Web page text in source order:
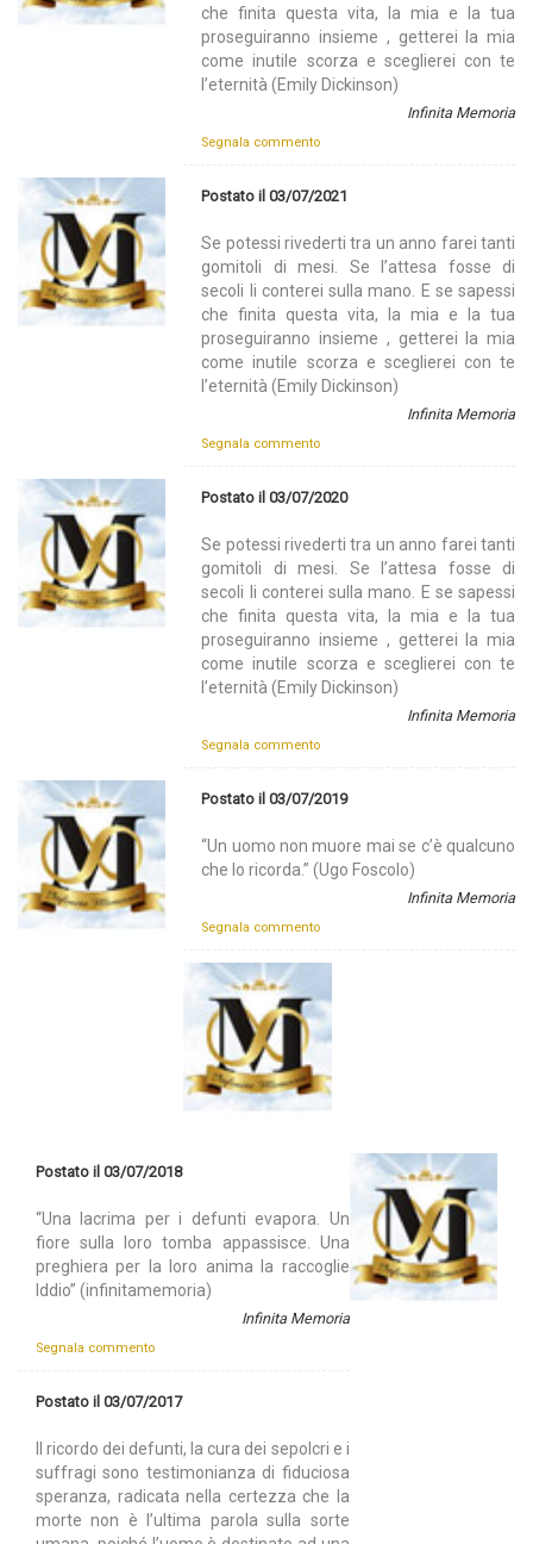
che finita questa vita, la mia e la tua
proseguiranno insieme , getterei la mia
come inutile scorza e sceglierei con te
l’eternità (Emily Dickinson)
Infinita Memoria
Segnala commento
Postato il 03/07/2021
Se potessi rivederti tra un anno farei tanti
gomitoli di mesi. Se l’attesa fosse di
secoli li conterei sulla mano. E se sapessi
che finita questa vita, la mia e la tua
proseguiranno insieme , getterei la mia
come inutile scorza e sceglierei con te
l’eternità (Emily Dickinson)
Infinita Memoria
Segnala commento
Postato il 03/07/2020
Se potessi rivederti tra un anno farei tanti
gomitoli di mesi. Se l’attesa fosse di
secoli li conterei sulla mano. E se sapessi
che finita questa vita, la mia e la tua
proseguiranno insieme , getterei la mia
come inutile scorza e sceglierei con te
l’eternità (Emily Dickinson)
Infinita Memoria
Segnala commento
Postato il 03/07/2019
“Un uomo non muore mai se c’è qualcuno
che lo ricorda.” (Ugo Foscolo)
Infinita Memoria
Segnala commento
Postato il 03/07/2018
“Una lacrima per i defunti evapora. Un
fiore sulla loro tomba appassisce. Una
preghiera per la loro anima la raccoglie
Iddio” (infinitamemoria)
Infinita Memoria
Segnala commento
Postato il 03/07/2017
Il ricordo dei defunti, la cura dei sepolcri e i
suffragi sono testimonianza di fiduciosa
speranza, radicata nella certezza che la
morte non è l’ultima parola sulla sorte